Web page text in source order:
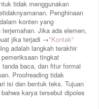
tidak menggunakan
Penghinaan
konten yang
Jika ada elemen,
jika terjadi →"Kontak"
adalah langkah terakhir
tingkat
baca, dan fitur formal
Proofreading tidak
isi dan bentuk teks. Tujuan
karya tersebut dipoles